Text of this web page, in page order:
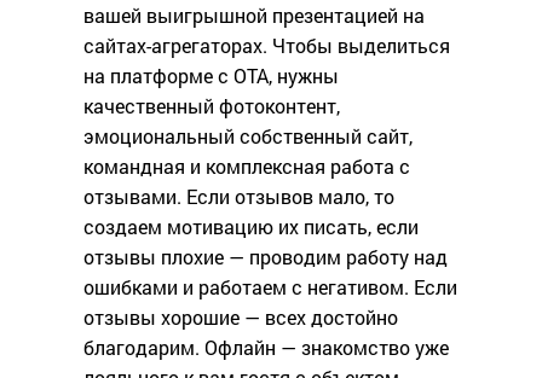
вашей выигрышной презентацией на
сайтах-агрегаторах. Чтобы выделиться
на платформе с ОТА, нужны
качественный фотоконтент,
эмоциональный собственный сайт,
командная и комплексная работа с
отзывами. Если отзывов мало, то
создаем мотивацию их писать, если
отзывы плохие — проводим работу над
ошибками и работаем с негативом. Если
отзывы хорошие — всех достойно
благодарим. Офлайн — знакомство уже